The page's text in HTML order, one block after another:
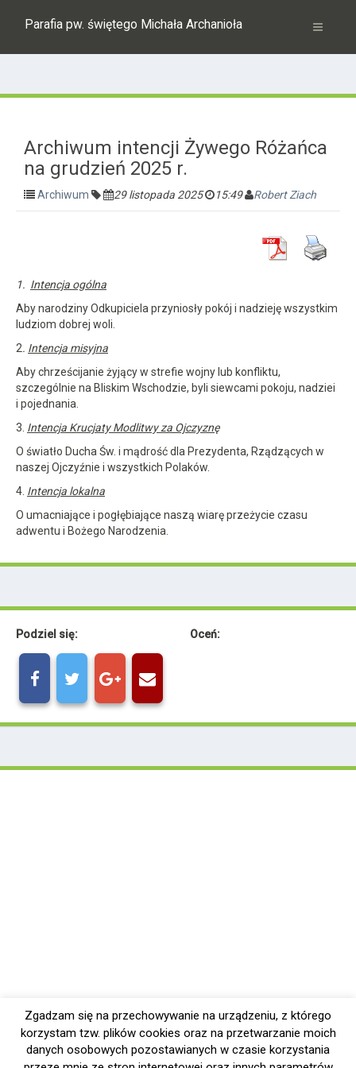
Parafia pw. świętego Michała Archanioła
Archiwum intencji Żywego Różańca
na grudzień 2025 r.
Archiwum 29 listopada 2025 15:49 Robert Ziach
1. Intencja ogólna
Aby narodziny Odkupiciela przyniosły pokój i nadzieję wszystkim
ludziom dobrej woli.
2. Intencja misyjna
Aby chrześcijanie żyjący w strefie wojny lub konfliktu,
szczególnie na Bliskim Wschodzie, byli siewcami pokoju, nadziei
i pojednania.
3. Intencja Krucjaty Modlitwy za Ojczyznę
O światło Ducha Św. i mądrość dla Prezydenta, Rządzących w
naszej Ojczyźnie i wszystkich Polaków.
4. Intencja lokalna
O umacniające i pogłębiające naszą wiarę przeżycie czasu
adwentu i Bożego Narodzenia.
Podziel się: Oceń:
Zgadzam się na przechowywanie na urządzeniu, z którego
korzystam tzw. plików cookies oraz na przetwarzanie moich
danych osobowych pozostawianych w czasie korzystania